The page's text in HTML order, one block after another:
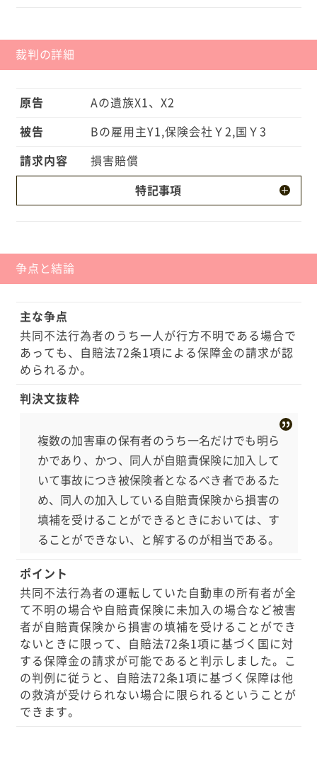
裁判の詳細
原告 Aの遺族X1、X2
被告 Bの雇用主Y1,保険会社Ｙ2,国Ｙ3
請求内容 損害賠償
特記事項
た。 ・今回の事故は、加害車甲の運行が原因である
ものの、甲車は行方不明です。 ・国に対して、損害
よる損害賠償請求ができないためでした。
争点と結論
主な争点
共同不法行為者のうち一人が行方不明である場合で
あっても、自賠法72条1項による保障金の請求が認
められるか。
判決文抜粋
複数の加害車の保有者のうち一名だけでも明ら
かであり、かつ、同人が自賠責保険に加入して
いて事故につき被保険者となるべき者であるた
め、同人の加入している自賠責保険から損害の
填補を受けることができるときにおいては、す
ることができない、と解するのが相当である。
ポイント
共同不法行為者の運転していた自動車の所有者が全
て不明の場合や自賠責保険に未加入の場合など被害
者が自賠責保険から損害の填補を受けることができ
ないときに限って、自賠法72条1項に基づく国に対
する保障金の請求が可能であると判示しました。こ
の判例に従うと、自賠法72条1項に基づく保障は他
の救済が受けられない場合に限られるということが
できます。